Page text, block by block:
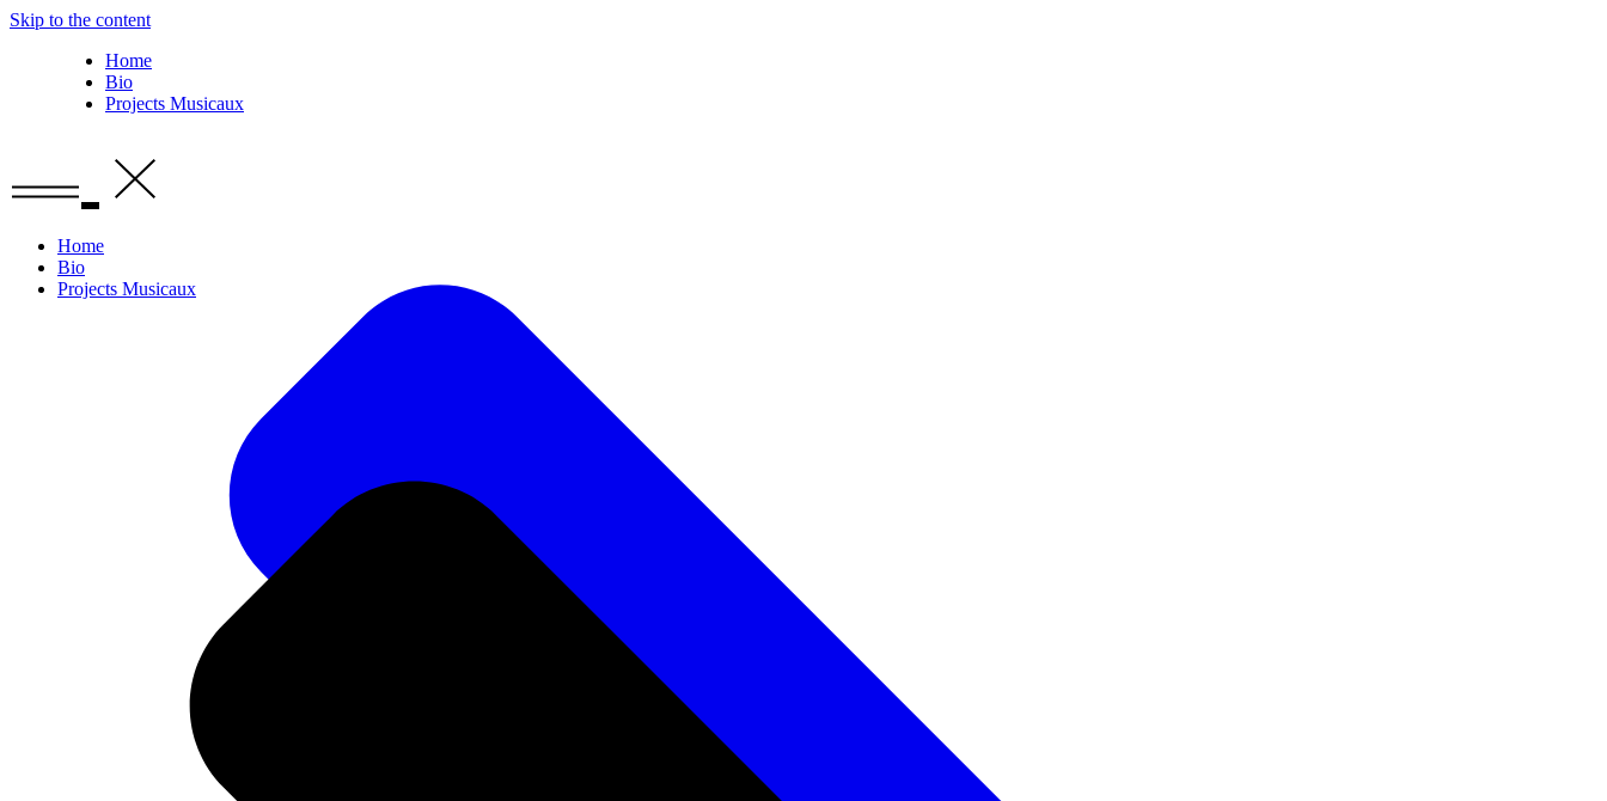
Skip to the content
Home
Bio
Projects Musicaux
Home
Bio
Projects Musicaux